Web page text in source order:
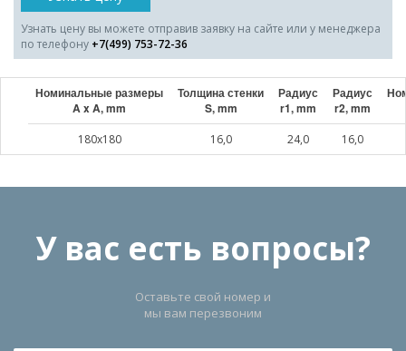
Узнать цену вы можете отправив заявку на сайте или у менеджера
по телефону +7(499) 753-72-36
Номинальные размеры
A x A, mm
Толщина стенки
S, mm
Радиус
r1, mm
Радиус
r2, mm
180x180 16,0 24,0 16,0
У вас есть вопросы?
Оставьте свой номер и
мы вам перезвоним